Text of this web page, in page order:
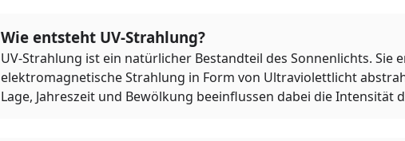
Wie entsteht UV-Strahlung?
UV-Strahlung ist ein natürlicher Bestandteil des Sonnenlichts. Sie
elektromagnetische Strahlung in Form von Ultraviolettlicht
Lage, Jahreszeit und Bewölkung beeinflussen dabei die Intensität